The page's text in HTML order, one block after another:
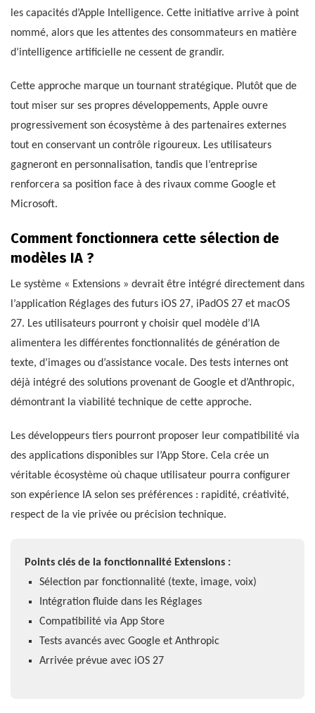
les capacités d’Apple Intelligence. Cette initiative arrive à point
nommé, alors que les attentes des consommateurs en matière
d’intelligence artificielle ne cessent de grandir.
Cette approche marque un tournant stratégique. Plutôt que de
tout miser sur ses propres développements, Apple ouvre
progressivement son écosystème à des partenaires externes
tout en conservant un contrôle rigoureux. Les utilisateurs
gagneront en personnalisation, tandis que l’entreprise
renforcera sa position face à des rivaux comme Google et
Microsoft.
Comment fonctionnera cette sélection de
modèles IA ?
Le système « Extensions » devrait être intégré directement dans
l’application Réglages des futurs iOS 27, iPadOS 27 et macOS
27. Les utilisateurs pourront y choisir quel modèle d’IA
alimentera les différentes fonctionnalités de génération de
texte, d’images ou d’assistance vocale. Des tests internes ont
déjà intégré des solutions provenant de Google et d’Anthropic,
démontrant la viabilité technique de cette approche.
Les développeurs tiers pourront proposer leur compatibilité via
des applications disponibles sur l’App Store. Cela crée un
véritable écosystème où chaque utilisateur pourra configurer
son expérience IA selon ses préférences : rapidité, créativité,
respect de la vie privée ou précision technique.
Points clés de la fonctionnalité Extensions :
Sélection par fonctionnalité (texte, image, voix)
Intégration fluide dans les Réglages
Compatibilité via App Store
Tests avancés avec Google et Anthropic
Arrivée prévue avec iOS 27